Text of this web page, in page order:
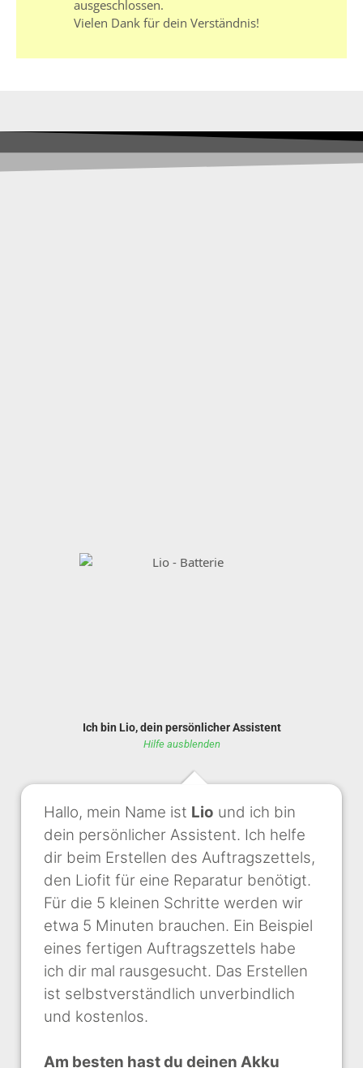
ausgeschlossen.
Vielen Dank für dein Verständnis!
Ich bin Lio, dein persönlicher Assistent
Hilfe ausblenden
Hallo, mein Name ist Lio und ich bin
dein persönlicher Assistent. Ich helfe
dir beim Erstellen des Auftragszettels,
den Liofit für eine Reparatur benötigt.
Für die 5 kleinen Schritte werden wir
etwa 5 Minuten brauchen. Ein Beispiel
eines fertigen Auftragszettels habe
ich dir mal rausgesucht. Das Erstellen
ist selbstverständlich unverbindlich
und kostenlos.
Am besten hast du deinen Akku